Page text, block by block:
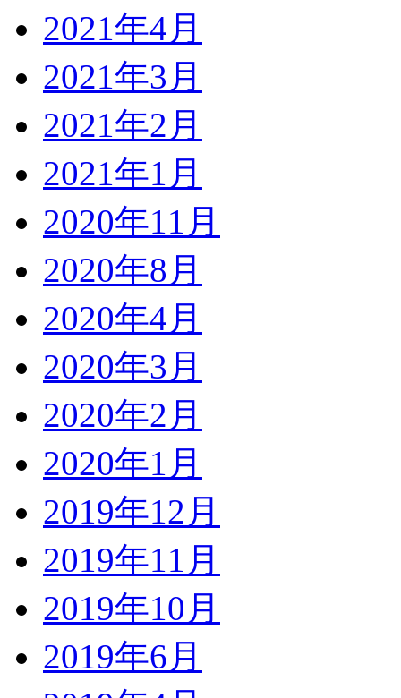
2021年4月
2021年3月
2021年2月
2021年1月
2020年11月
2020年8月
2020年4月
2020年3月
2020年2月
2020年1月
2019年12月
2019年11月
2019年10月
2019年6月